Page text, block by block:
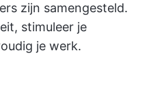
zijn samengesteld.
stimuleer je
je werk.